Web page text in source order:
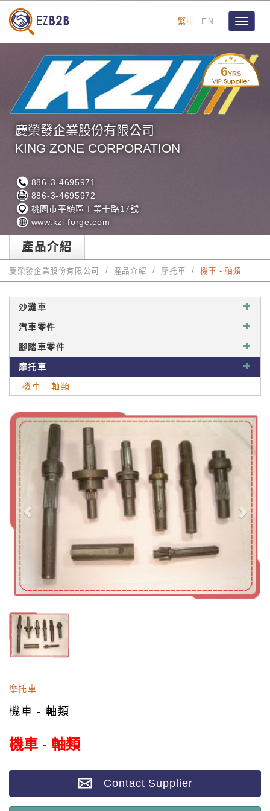
繁中 EN
Toggle
6YRS
慶榮發企業股份有限公司
KING ZONE CORPORATION
886-3-4695971
886-3-4695972
桃園市平鎮區工業十路17號
www.kzi-forge.com
產品介紹
慶榮發企業股份有限公司 產品介紹 摩托車 機車 - 軸類
沙灘車
汽車零件
腳踏車零件
摩托車
-機車 - 軸類
摩托車
機車 - 軸類
機車 - 軸類
Contact Supplier